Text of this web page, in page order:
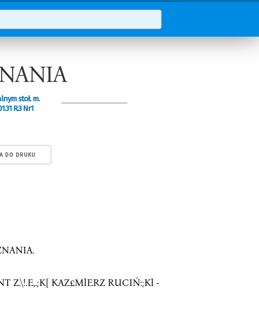
stoł. m.
R.3 Nr1
DO DRUKU
Z.\!.E,.;K[ KAZ£MlERZ RUCIŃ:;Kl -